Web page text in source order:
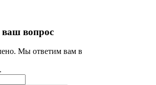
вопрос
Мы ответим вам в